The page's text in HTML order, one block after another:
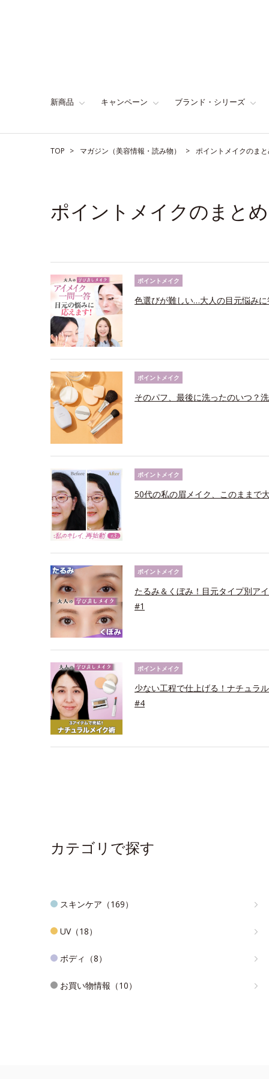
新商品 キャンペーン ブランド・シリーズ
TOP マガジン（美容情報・読み物） ポイントメイクのま
ポイントメイクのまとめ
ポイントメイク
色選びが難しい…大人の目元悩み
ポイントメイク
そのパフ、最後に洗ったのいつ？
ポイントメイク
50代の私の眉メイク、このままで
ポイントメイク
たるみ＆くぼみ！目元タイプ別ア
#1
ポイントメイク
少ない工程で仕上げる！ナチュラ
#4
カテゴリで探す
スキンケア（169）
UV（18）
ボディ（8）
お買い物情報（10）